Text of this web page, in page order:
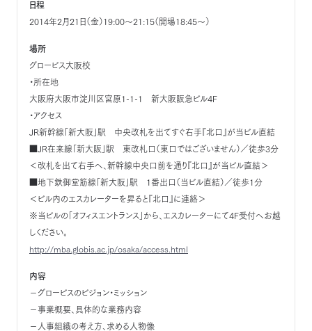
日程
2014年2月21日（金）19:00～21:15（開場18:45～）
場所
グロービス大阪校
・所在地
大阪府大阪市淀川区宮原1-1-1 新大阪阪急ビル4F
・アクセス
JR新幹線「新大阪」駅 中央改札を出てすぐ右手『北口』が当ビル直結
■JR在来線「新大阪」駅 東改札口（東口ではございません）／徒歩3分
＜改札を出て右手へ、新幹線中央口前を通り『北口』が当ビル直結＞
■地下鉄御堂筋線「新大阪」駅 1番出口（当ビル直結）／徒歩1分
＜ビル内のエスカレーターを昇ると『北口』に連絡＞
※当ビルの「オフィスエントランス」から、エスカレーターにて4F受付へお越
しください。
http://mba.globis.ac.jp/osaka/access.html
内容
－グロービスのビジョン・ミッション
－事業概要、具体的な業務内容
－人事組織の考え方、求める人物像